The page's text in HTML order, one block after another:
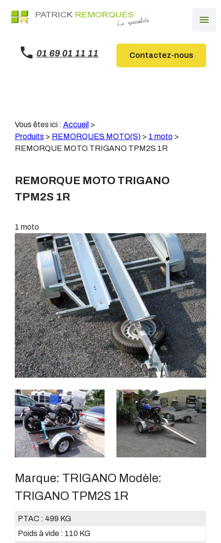
menu
01 69 01 11 11 Contactez-nous
Vous êtes ici : Accueil >
Produits > REMORQUES MOTO(S)> 1 moto>
REMORQUE MOTO TRIGANO TPM2S 1R
REMORQUE MOTO TRIGANO
TPM2S 1R
1 moto
Marque: TRIGANO Modèle:
TRIGANO TPM2S 1R
PTAC : 499 KG
Poids à vide : 110 KG